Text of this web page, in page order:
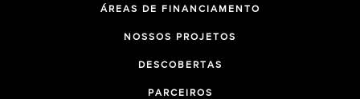
ÁREAS DE FINANCIAMENTO
NOSSOS PROJETOS
DESCOBERTAS
PARCEIROS